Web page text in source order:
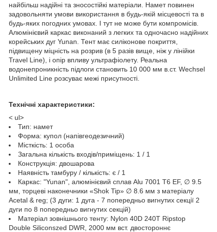
найбільш надійні та зносостійкі матеріали. Намет повинен
задовольняти умови використання в будь-якій місцевості та в
будь-яких погодних умовах. І тут не може бути компромісів.
Алюмінієвий каркас виконаний з легких та одночасно надійних
корейських дуг Yunan. Тент має силіконове покриття,
підвищену міцність на розрив (в 5 разів вище, ніж у лінійки
Travel Line), і опір впливу ультрафіолету. Реальна
водонепроникність підлоги становить 10 000 мм в.ст. Wechsel
Unlimited Line розсуває межі присутності.
Технічні характеристики:
< ul>
Тип: намет
Форма: купол (напівгеодезичний)
Місткість: 1 особа
Загальна кількість входів/приміщень: 1 / 1
Конструкція: двошарова
Наявність тамбуру / кількість: є / 1
Каркас: "Yunan", алюмінієвий сплав Alu 7001 T6 EF, ∅ 9.5
мм, торцеві наконечники «Shok Tip» ∅ 8.6 мм з матеріалу
Acetal & reg; (3 дуги: 1 дуга - 7 попередньо вигнутих секції 2
дуги по 8 попередньо вигнутих секцій)
Матеріал зовнішнього тенту: Nylon 40D 240T Ripstop
Double Siliconszed DWR, 2000 мм вст. двостороннє